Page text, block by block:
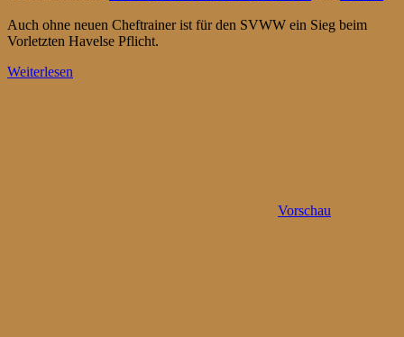
Auch ohne neuen Cheftrainer ist für den SVWW ein Sieg beim
Vorletzten Havelse Pflicht.
Weiterlesen
Vorschau